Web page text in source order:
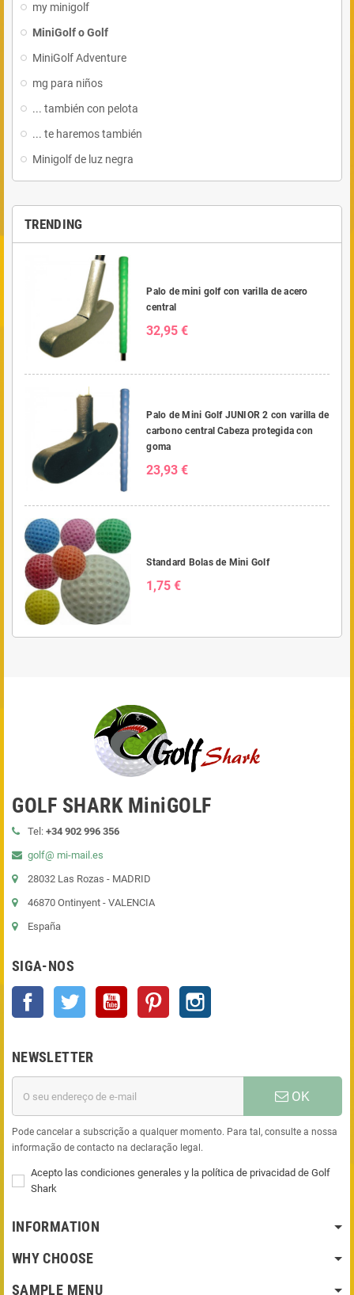
my minigolf
MiniGolf o Golf
MiniGolf Adventure
mg para niños
... también con pelota
... te haremos también
Minigolf de luz negra
TRENDING
Palo de mini golf con varilla de acero
central
32,95 €
Palo de Mini Golf JUNIOR 2 con varilla de
carbono central Cabeza protegida con
goma
23,93 €
Standard Bolas de Mini Golf
1,75 €
GOLF SHARK MiniGOLF
Tel: +34 902 996 356
golf@ mi-mail.es
28032 Las Rozas - MADRID
46870 Ontinyent - VALENCIA
España
SIGA-NOS
Facebook Twitter YouTube Pinterest
NEWSLETTER
OK
Pode cancelar a subscrição a qualquer momento. Para tal, consulte a nossa
informação de contacto na declaração legal.
Acepto las condiciones generales y la política de privacidad de Golf
Shark
INFORMATION
WHY CHOOSE
SAMPLE MENU